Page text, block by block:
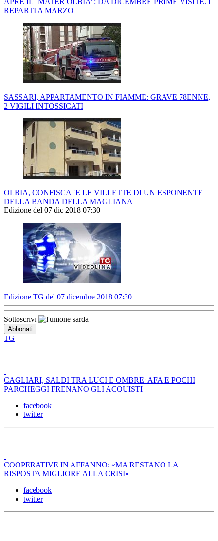
APRE IL ''MATER OLBIA'': DA DICEMBRE PRIME VISITE. I
REPARTI A MARZO
SASSARI, APPARTAMENTO IN FIAMME: GRAVE 78ENNE,
2 VIGILI INTOSSICATI
OLBIA, CONFISCATE LE VILLETTE DI UN ESPONENTE
DELLA BANDA DELLA MAGLIANA
Edizione del 07 dic 2018 07:30
Edizione TG del 07 dicembre 2018 07:30
Sottoscrivi
TG
CAGLIARI, SALDI TRA LUCI E OMBRE: AFA E POCHI
PARCHEGGI FRENANO GLI ACQUISTI
facebook
twitter
COOPERATIVE IN AFFANNO: «MA RESTANO LA
RISPOSTA MIGLIORE ALLA CRISI»
facebook
twitter